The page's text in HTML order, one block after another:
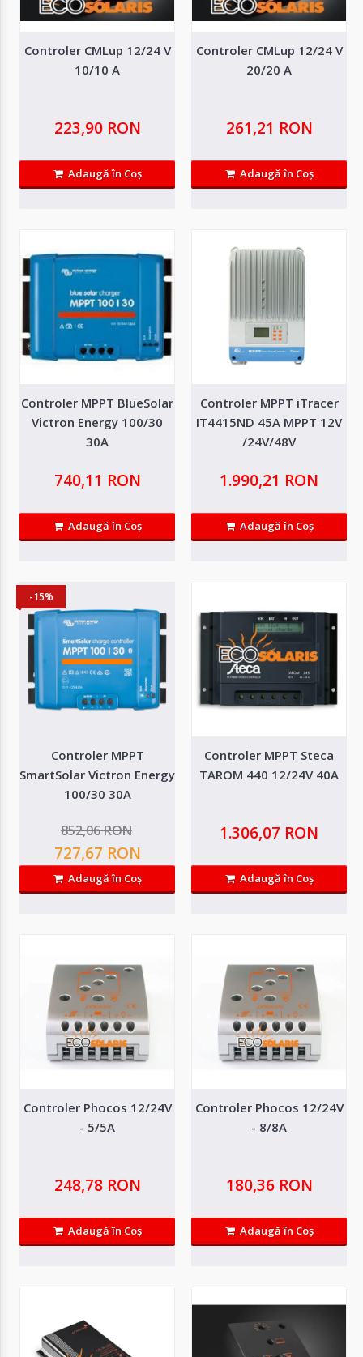
155,49 RON
Controler BlueSolar PWM PRO 12/24V 20A
utilizare imediata cu setari..
Adaugă in Wishlist
Compară produsul
Controler BlueSolar PWM PRO 12/24V 30A
BlueSolar PWM-Pro este o serie de controlere avansate, pregatite pentru
utilizare imediata cu setari..
435,36 RON
-14%
Controler CMLup 12/24 V
10/10 A
223,90 RON
Adaugă în Coş
Controler CMLup 12/24 V
20/20 A
261,21 RON
Adaugă în Coş
Controler MPPT BlueSolar
Victron Energy 100/30
30A
740,11 RON
Adaugă în Coş
Controler MPPT iTracer
IT4415ND 45A MPPT 12V
/24V/48V
1.990,21 RON
Adaugă în Coş
-15%
Controler MPPT
SmartSolar Victron Energy
100/30 30A
852,06 RON
727,67 RON
Adaugă în Coş
Controler MPPT Steca
TAROM 440 12/24V 40A
1.306,07 RON
Adaugă în Coş
Controler Phocos 12/24V
- 5/5A
248,78 RON
Adaugă în Coş
Controler Phocos 12/24V
- 8/8A
180,36 RON
Adaugă în Coş